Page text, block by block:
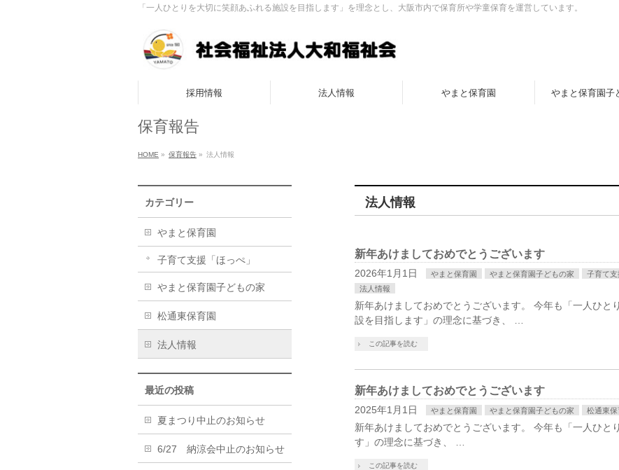
「一人ひとりを大切に笑顔あふれる施設を目指します」を理念とし、大阪市内で保育所や学童保育を運営しています。
採用情報 法人情報 やまと保育園 やまと保育園子
保育報告
HOME » 保育報告 » 法人情報
法人情報
新年あけましておめでとうございます
2026年1月1日 やまと保育園 やまと保育園子どもの家 子育て支
法人情報
新年あけましておめでとうございます。 今年も「一人ひと
設を目指します」の理念に基づき、 …
この記事を読む
新年あけましておめでとうございます
2025年1月1日 やまと保育園 やまと保育園子どもの家 松通東保
新年あけましておめでとうございます。 今年も「一人ひと
す」の理念に基づき、 …
この記事を読む
カテゴリー
やまと保育園
子育て支援「ほっぺ」
やまと保育園子どもの家
松通東保育園
法人情報
最近の投稿
夏まつり中止のお知らせ
6/27 納涼会中止のお知らせ